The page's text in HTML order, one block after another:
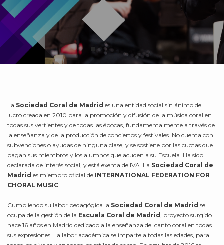
La Sociedad Coral de Madrid es una entidad social sin ánimo de
lucro creada en 2010 para la promoción y difusión de la música coral en
todas sus vertientes y de todas las épocas, fundamentalmente a través de
la enseñanza y de la producción de conciertos y festivales. No cuenta con
subvenciones o ayudas de ninguna clase, y se sostiene por las cuotas que
pagan sus miembros y los alumnos que acuden a su Escuela. Ha sido
declarada de interés social, y está exenta de IVA. La Sociedad Coral de
Madrid es miembro oficial de INTERNATIONAL FEDERATION FOR
CHORAL MUSIC.
Cumpliendo su labor pedagógica la Sociedad Coral de Madrid se
ocupa de la gestión de la Escuela Coral de Madrid , proyecto surgido
hace 16 años en Madrid dedicado a la enseñanza del canto coral en todas
sus expresiones. La labor académica se imparte a todas las edades, para